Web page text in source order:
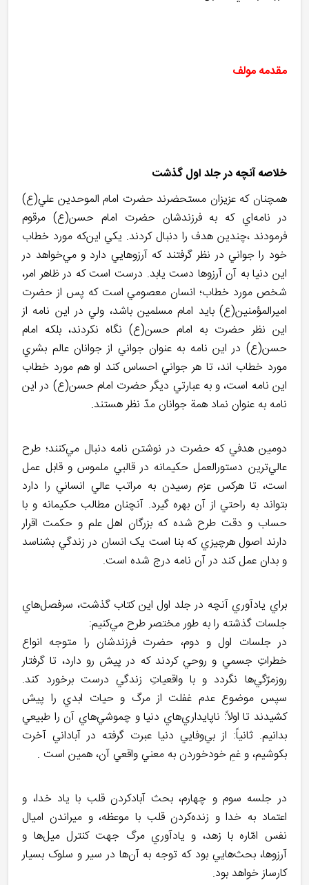
مقدمه مولف
خلاصه آنچه در جلد اول گذشت
همچنان که عزيزان مستحضرند حضرت امام الموحدين علي(ع)
در نامه‌اي که به فرزندشان حضرت امام حسن(ع) مرقوم
فرمودند ،چندين هدف را دنبال کردند. يکي اين‌که مورد خطاب
خود را جواني در نظر گرفتند که آرزوهايي دارد و مي‌خواهد در
اين دنيا به آن آرزوها دست يابد. درست است که در ظاهر امر،
شخص مورد خطاب؛ انسان معصومي است که پس از حضرت
اميرالمؤمنين(ع) بايد امام مسلمين باشد، ولي در اين نامه از
اين نظر حضرت به امام حسن(ع) نگاه نکردند، بلکه امام
حسن(ع) در این نامه به عنوان جواني از جوانان عالم بشري
مورد خطاب اند، تا هر جواني احساس کند او هم مورد خطاب
اين نامه است، و به عبارتي دیگر حضرت امام حسن(ع) در اين
نامه به عنوان نماد همة جوانان مدّ نظر هستند.
دومين هدفي که حضرت در نوشتن نامه دنبال مي‌کنند؛ طرح
عالي‌ترين دستورالعمل حکيمانه‌ در قالبي ملموس و قابل عمل
است، تا هرکس عزم رسيدن به مراتب عالي انساني را دارد
بتواند به راحتي از آن بهره گيرد. آنچنان مطالب حکيمانه و با
حساب و دقت طرح شده که بزرگان اهل علم و حکمت اقرار
دارند اصول هرچيزي که بنا است يک انسان در زندگي بشناسد
و بدان عمل کند در آن نامه درج شده است.
براي يادآوري آنچه در جلد اول اين کتاب گذشت، سرفصل‌هاي
جلسات گذشته را به طور مختصر طرح مي‌کنيم:
در جلسات اول و دوم، حضرت فرزندشان را متوجه انواع
خطراتِ جسمي و روحي کردند که در پيش رو دارد، تا گرفتار
روزمرّگي‌ها نگردد و با واقعياتِ زندگي درست برخورد کند.
سپس موضوع عدم غفلت از مرگ و حيات ابدي را پيش
کشيدند تا اولاً: ناپايداري‌هاي دنيا و چموشي‌هاي آن را طبيعي
بدانيم. ثانياً: از بي‌وفايي دنيا عبرت گرفته در آباداني آخرت
بکوشيم، و غمِ خودخوردن به معني واقعي آن، همين است .
در جلسه سوم و چهارم، بحث آبادکردن قلب با ياد خدا، و
اعتماد به خدا و زنده‌کردن قلب با موعظه، و ميراندن اميال
نفس امّاره با زهد، و يادآوري مرگ جهت کنترل ميل‌ها و
آرزوها، بحث‌هايي بود که توجه به آن‌ها در سير و سلوک بسيار
کارساز خواهد بود.